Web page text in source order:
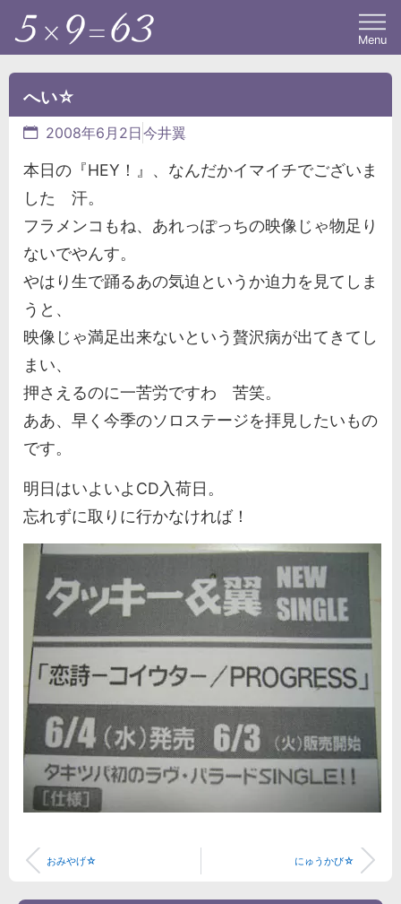
Menu
へい☆
2008年6月2日 今井翼
本日の『HEY！』、なんだかイマイチでございま
した 汗。
フラメンコもね、あれっぽっちの映像じゃ物足り
ないでやんす。
やはり生で踊るあの気迫というか迫力を見てしま
うと、
映像じゃ満足出来ないという贅沢病が出てきてし
まい、
押さえるのに一苦労ですわ 苦笑。
ああ、早く今季のソロステージを拝見したいもの
です。
明日はいよいよCD入荷日。
忘れずに取りに行かなければ！
おみやげ☆ にゅうかび☆